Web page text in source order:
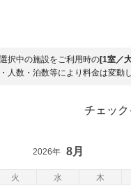
択中の施設をご利用時の[1室／
人数・泊数等により料金は変動
チェッ
火 水 木
2026年 8月